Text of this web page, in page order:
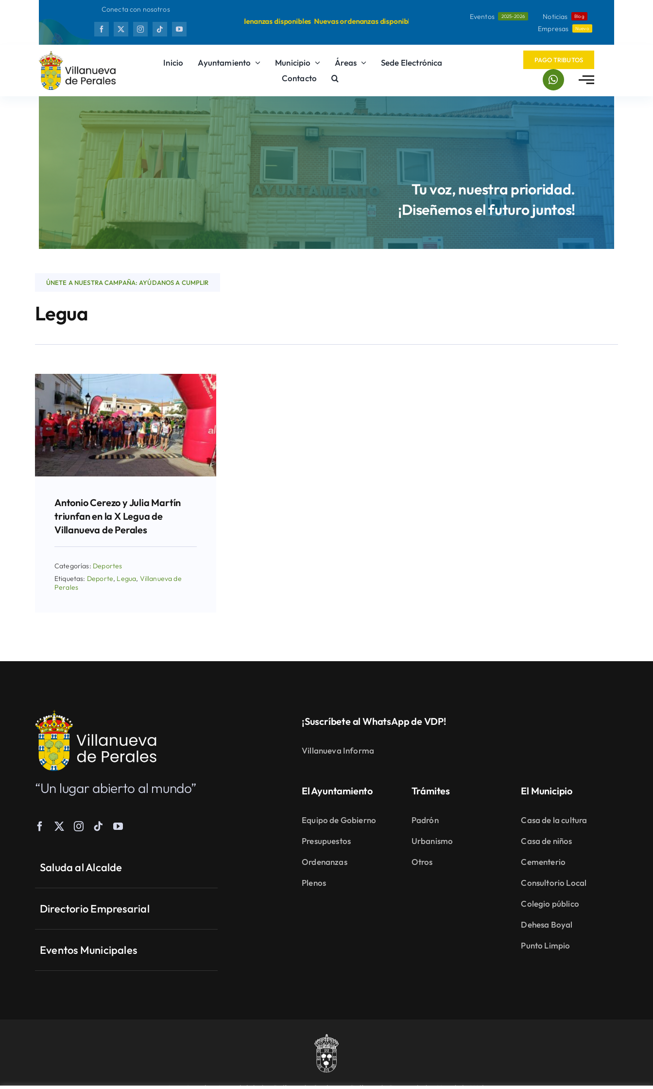
Conecta con nosotros
Nuevas ordenanzas disponibles Nuevas ordenanzas disponibles Eventos 2025-2026 Noticias Blog
Empresas Nuevo
Inicio Ayuntamiento Municipio Áreas
Sede Electrónica
Contacto
PAGO TRIBUTOS
Tu voz, nuestra prioridad.
¡Diseñemos el futuro juntos!
ÚNETE A NUESTRA CAMPAÑA: AYÚDANOS A CUMPLIR
Legua
Antonio Cerezo y Julia Martín
triunfan en la X Legua de
Villanueva de Perales
Categorías: Deportes
Etiquetas: Deporte, Legua, Villanueva de
Perales
“Un lugar abierto al mundo”
Saluda al Alcalde
Directorio Empresarial
Eventos Municipales
¡Suscríbete al WhatsApp de VDP!
Villanueva Informa
El Ayuntamiento
Equipo de Gobierno
Presupuestos
Ordenanzas
Plenos
Trámites
Padrón
Urbanismo
Otros
El Municipio
Casa de la cultura
Casa de niños
Cementerio
Consultorio Local
Colegio público
Dehesa Boyal
Punto Limpio